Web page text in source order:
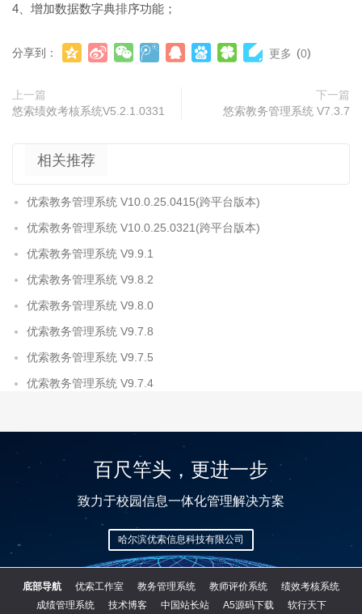
4、增加数据数字典排序功能；
分享到： 更多 (0)
上一篇
悠索绩效考核系统V5.2.1.0331
下一篇
悠索教务管理系统 V7.3.7
相关推荐
优索教务管理系统 V10.0.25.0415(跨平台版本)
优索教务管理系统 V10.0.25.0321(跨平台版本)
优索教务管理系统 V9.9.1
优索教务管理系统 V9.8.2
优索教务管理系统 V9.8.0
优索教务管理系统 V9.7.8
优索教务管理系统 V9.7.5
优索教务管理系统 V9.7.4
百尺竿头，更进一步
致力于校园信息一体化管理解决方案
哈尔滨优索信息科技有限公司
底部导航 优索工作室 教务管理系统 教师评价系统
绩效考核系统
成绩管理系统
技术博客 中国站长站 A5源码下载 软行天下